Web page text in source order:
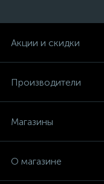
Акции и скидки
Производители
Магазины
О магазине